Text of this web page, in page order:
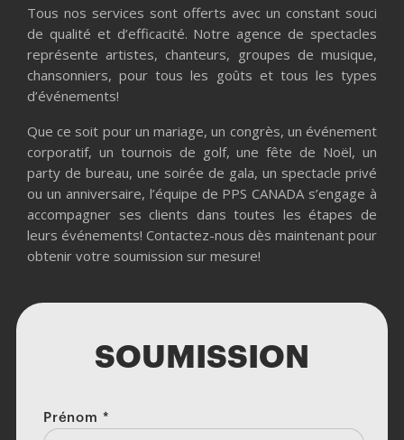
Tous nos services sont offerts avec un constant souci
de qualité et d’efficacité. Notre agence de spectacles
représente artistes, chanteurs, groupes de musique,
chansonniers, pour tous les goûts et tous les types
d’événements!
Que ce soit pour un mariage, un congrès, un événement
corporatif, un tournois de golf, une fête de Noël, un
party de bureau, une soirée de gala, un spectacle privé
ou un anniversaire, l’équipe de PPS CANADA s’engage à
accompagner ses clients dans toutes les étapes de
leurs événements! Contactez-nous dès maintenant pour
obtenir votre soumission sur mesure!
SOUMISSION
Prénom *